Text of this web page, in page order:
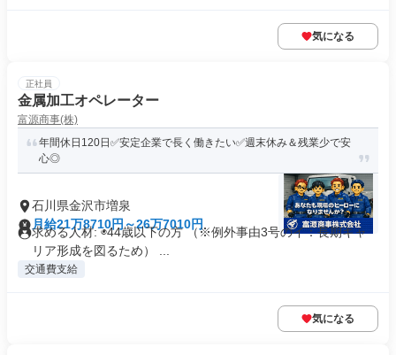
気になる
正社員
金属加工オペレーター
富源商事(株)
年間休日120日✅安定企業で長く働きたい✅週末休み＆残業少で安
心◎
石川県金沢市増泉
月給21万8710円～26万7010円
求める人材: ◉44歳以下の方 （※例外事由3号のイ：長期キャ
リア形成を図るため） ...
交通費支給
気になる